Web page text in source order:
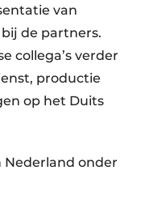
van
de partners.
collega’s verder
productie
op het Duits
Nederland onder